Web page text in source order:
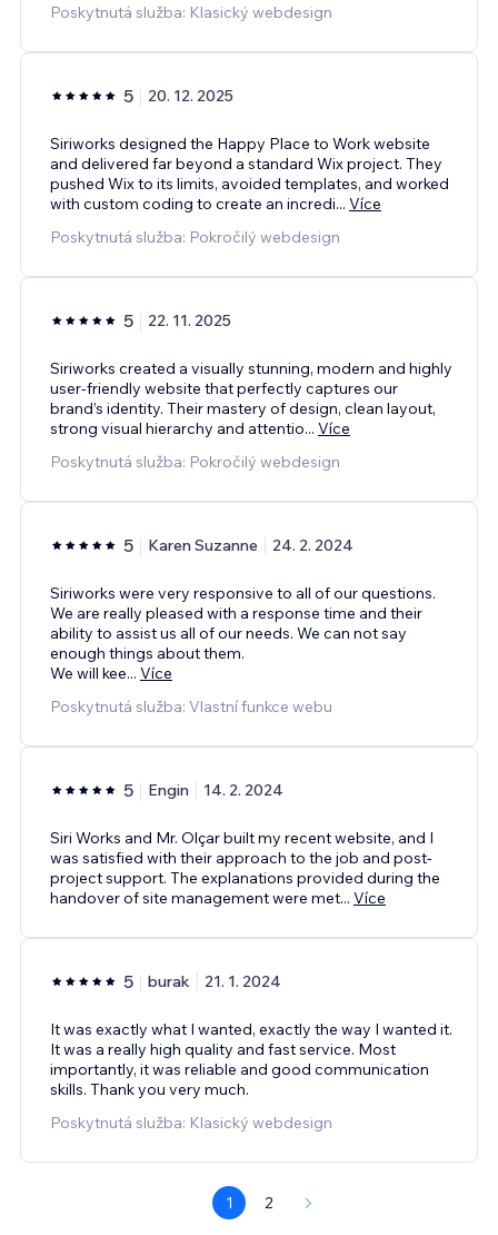
Poskytnutá služba: Klasický webdesign
5 20. 12. 2025
Siriworks designed the Happy Place to Work website
and delivered far beyond a standard Wix project. They
pushed Wix to its limits, avoided templates, and worked
with custom coding to create an incredi... Více
Poskytnutá služba: Pokročilý webdesign
5 22. 11. 2025
Siriworks created a visually stunning, modern and highly
user-friendly website that perfectly captures our
brand’s identity. Their mastery of design, clean layout,
strong visual hierarchy and attentio... Více
Poskytnutá služba: Pokročilý webdesign
5 Karen Suzanne 24. 2. 2024
Siriworks were very responsive to all of our questions.
We are really pleased with a response time and their
ability to assist us all of our needs. We can not say
enough things about them.
We will kee... Více
Poskytnutá služba: Vlastní funkce webu
5 Engin 14. 2. 2024
Siri Works and Mr. Olçar built my recent website, and I
was satisfied with their approach to the job and post-
project support. The explanations provided during the
handover of site management were met... Více
5 burak 21. 1. 2024
It was exactly what I wanted, exactly the way I wanted it.
It was a really high quality and fast service. Most
importantly, it was reliable and good communication
skills. Thank you very much.
Poskytnutá služba: Klasický webdesign
1 2